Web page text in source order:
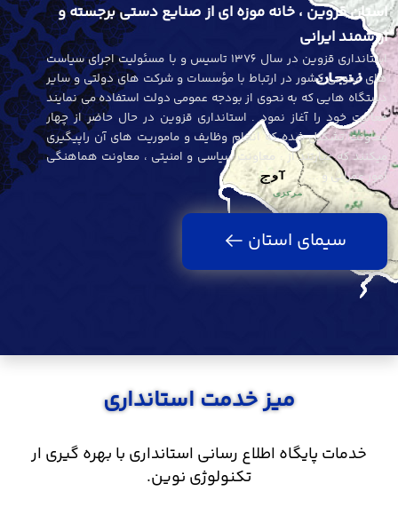
استان قزوین ، خانه موزه ای از صنایع دستی برجسته و
ارزشمند ایرانی
استانداری قزوین در سال 1376 تاسیس و با مسئولیت اجرای سیاست
های عمومی کشور در ارتباط با مؤسسات و شرکت های دولتی و سایر
دستگاه هایی که به نحوی از بودجه عمومی دولت استفاده می نمایند
فعالیت خود را آغاز نمود . استانداری قزوین در حال حاضر از چهار
معاونت تشکیل شده که انجام وظایف و ماموریت های آن راپیگیری
میکنند که عبارتند از : معاونت سیاسی و امنیتی ، معاونت هماهنگی
امور عمرانی و ...
سیمای استان
میز خدمت استانداری
خدمات پایگاه اطلاع رسانی استانداری با بهره گیری ار
تکنولوژی نوین.